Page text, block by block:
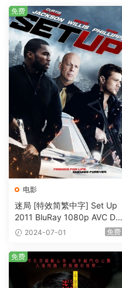
电影
迷局 [特效简繁中字] Set Up
2011 BluRay 1080p AVC DT
S-HD MA5.1-shhaclm@CHD
2024-07-01 免费
免费
免费